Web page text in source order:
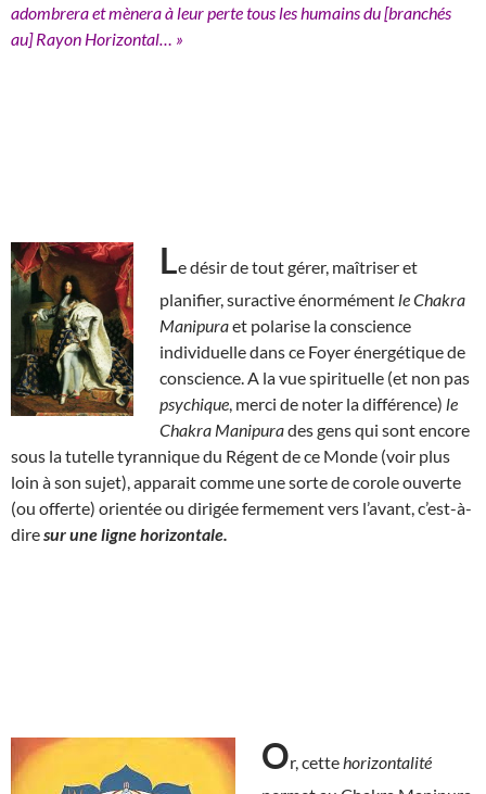
adombrera et mènera à leur perte tous les humains du [branchés
au] Rayon Horizontal… »
Le désir de tout gérer, maîtriser et
planifier, suractive énormément le Chakra
Manipuraet polarise la conscience
individuelle dans ce Foyer énergétique de
conscience. A la vue spirituelle (et non pas
psychique , merci de noter la différence) le
Chakra Manipurades gens qui sont encore
sous la tutelle tyrannique du Régent de ce Monde (voir plus
loin à son sujet), apparait comme une sorte de corole ouverte
(ou offerte) orientée ou dirigée fermement vers l’avant, c’est-à-
diresur une ligne horizontale.
Or, cette horizontalité